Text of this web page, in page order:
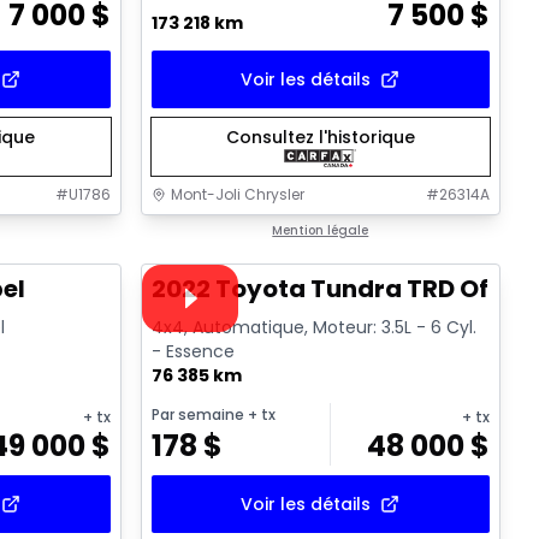
7 000$
#U1786
173 218 km 7 500$
Voir les détails
Consultez l'historique
Mont-Joli Chrysler #26314A
Mention légale
+ tx
000$
Vidéo disponible
Très bonne offre
2022 Toyota Tundra TRD Off
4x4, Automatique, Moteur: 3.5L - 6 Cyl.
- Essence
76 385 km
Par semaine + tx
178 $
+ tx
48 000$
Voir les détails